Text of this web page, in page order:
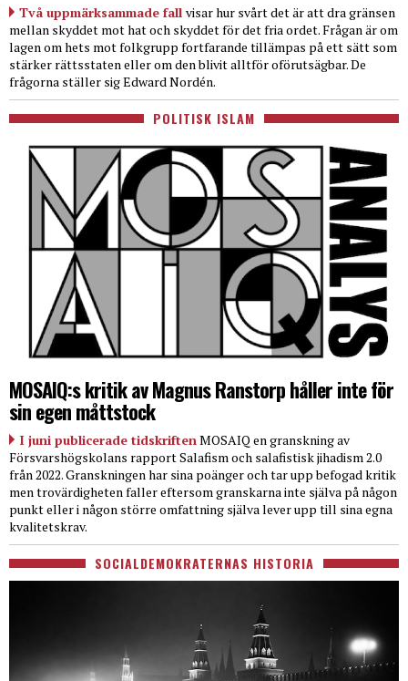
Två uppmärksammade fall visar hur svårt det är att dra gränsen
mellan skyddet mot hat och skyddet för det fria ordet. Frågan är om
lagen om hets mot folkgrupp fortfarande tillämpas på ett sätt som
stärker rättsstaten eller om den blivit alltför oförutsägbar. De
frågorna ställer sig Edward Nordén.
POLITISK ISLAM
MOSAIQ:s kritik av Magnus Ranstorp håller inte för
sin egen måttstock
I juni publicerade tidskriftenMOSAIQ en granskning av
Försvarshögskolans rapport Salafism och salafistisk jihadism 2.0
från 2022. Granskningen har sina poänger och tar upp befogad kritik
men trovärdigheten faller eftersom granskarna inte själva på någon
punkt eller i någon större omfattning själva lever upp till sina egna
kvalitetskrav.
SOCIALDEMOKRATERNAS HISTORIA